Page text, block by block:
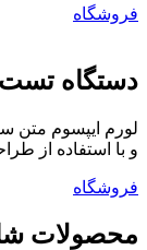
فروشگاه
دستگاه
لورم ایپسوم متن
و با استفاده از
فروشگاه
محصولات